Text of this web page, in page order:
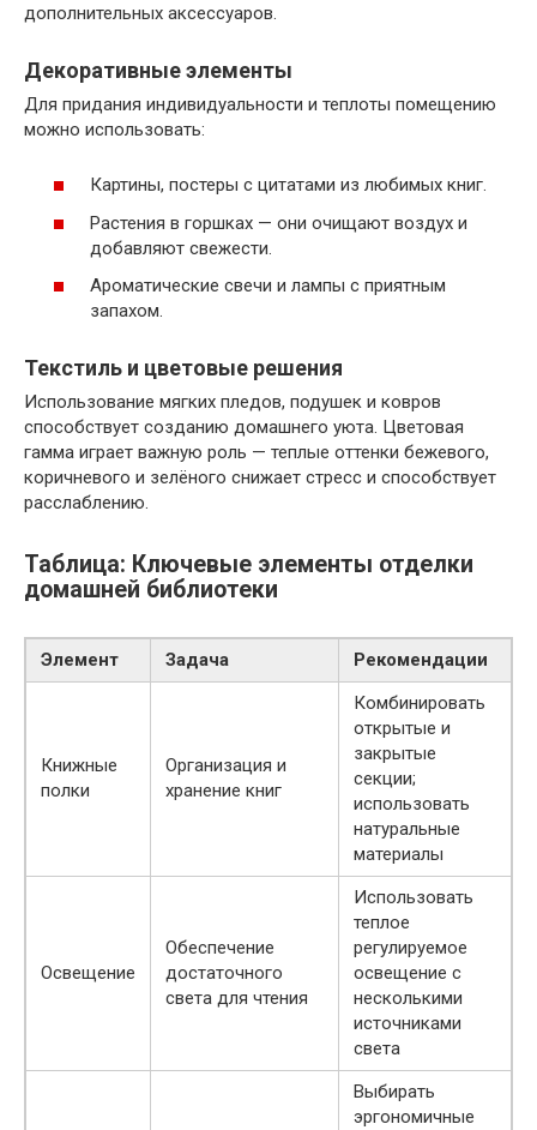
дополнительных аксессуаров.
Декоративные элементы
Для придания индивидуальности и теплоты помещению
можно использовать:
Картины, постеры с цитатами из любимых книг.
Растения в горшках — они очищают воздух и
добавляют свежести.
Ароматические свечи и лампы с приятным
запахом.
Текстиль и цветовые решения
Использование мягких пледов, подушек и ковров
способствует созданию домашнего уюта. Цветовая
гамма играет важную роль — теплые оттенки бежевого,
коричневого и зелёного снижает стресс и способствует
расслаблению.
Таблица: Ключевые элементы отделки
домашней библиотеки
Элемент Задача Рекомендации
Книжные
полки
Организация и
хранение книг
Комбинировать
открытые и
закрытые
секции;
использовать
натуральные
материалы
Освещение
Обеспечение
достаточного
света для чтения
Использовать
теплое
регулируемое
освещение с
несколькими
источниками
света
Выбирать
эргономичные